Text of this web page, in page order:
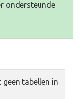
ondersteunde
geen tabellen in